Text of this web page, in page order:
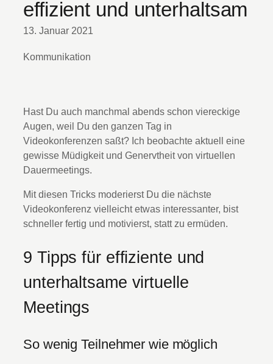
effizient und unterhaltsam
13. Januar 2021
Kommunikation
Hast Du auch manchmal abends schon viereckige
Augen, weil Du den ganzen Tag in
Videokonferenzen saßt? Ich beobachte aktuell eine
gewisse Müdigkeit und Genervtheit von virtuellen
Dauermeetings.
Mit diesen Tricks moderierst Du die nächste
Videokonferenz vielleicht etwas interessanter, bist
schneller fertig und motivierst, statt zu ermüden.
9 Tipps für effiziente und
unterhaltsame virtuelle
Meetings
So wenig Teilnehmer wie möglich